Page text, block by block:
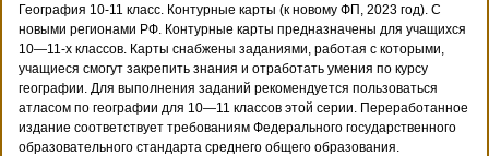
География 10-11 класс. Контурные карты (к новому ФП, 2023 год). С
новыми регионами РФ. Контурные карты предназначены для учащихся
10—11-х классов. Карты снабжены заданиями, работая с которыми,
учащиеся смогут закрепить знания и отработать умения по курсу
географии. Для выполнения заданий рекомендуется пользоваться
атласом по географии для 10—11 классов этой серии. Переработанное
издание соответствует требованиям Федерального государственного
образовательного стандарта среднего общего образования.